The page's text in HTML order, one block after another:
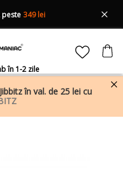
în 1-2 zile
peste 349 lei
în val. de 25 lei cu